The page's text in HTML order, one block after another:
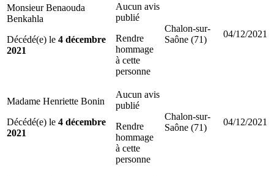
Monsieur Benaouda
Benkahla
Décédé(e) le 4 décembre
2021
Aucun avis
publié
Rendre
hommage
à cette
personne
Chalon-sur-
Saône (71)
04/12/2021
Madame Henriette Bonin
Décédé(e) le 4 décembre
2021
Aucun avis
publié
Rendre
hommage
à cette
personne
Chalon-sur-
Saône (71)
04/12/2021